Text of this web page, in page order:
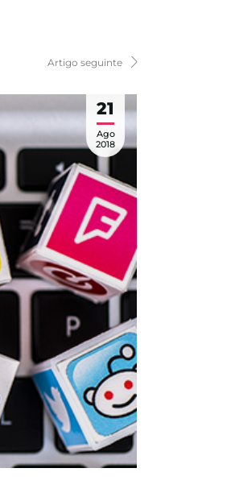
Artigo seguinte
21
Ago
2018